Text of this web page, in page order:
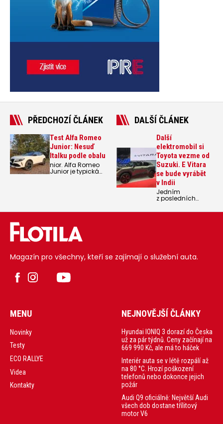
PŘEDCHOZÍ ČLÁNEK
Test Alfa Romeo
Junior: Nesuď
Italku podle obalu
nior. Alfa Romeo
Junior je typická
základem
auto, které s
příbuznými vozy
na první pohled
tlačítek. Ale hlavně
slibuje být
autem své třídy.
DALŠÍ ČLÁNEK
Další
elektromobil si
Toyota vezme od
Suzuki. E Vitara
se bude vyrábět
v Indii
Jedním
z posledních
dosud neměli
elektrický model
Magazín pro všechny, kteří se zajímají o služební auta.
MENU
Novinky
Testy
ECO RALLYE
Videa
Kontakty
NEJNOVĚJŠÍ ČLÁNKY
Hyundai IONIQ 3 dorazí do Česka
už za pár týdnů. Ceny začínají na
669 990 Kč, ale má to háček
Interiér auta se v létě rozpálí až
na 80 °C. Hrozí poškození
telefonů nebo dokonce jejich
požár
Audi Q9 oficiálně: Největší Audi
všech dob dostane třílitový
motor V6